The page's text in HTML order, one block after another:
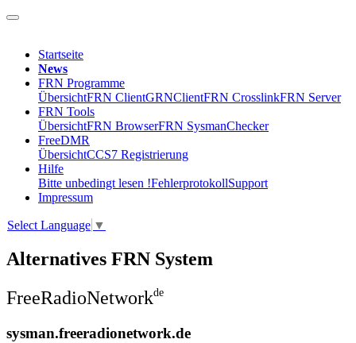
Startseite
News
FRN Programme
ÜbersichtFRN ClientGRNClientFRN CrosslinkFRN Server
FRN Tools
ÜbersichtFRN BrowserFRN SysmanChecker
FreeDMR
ÜbersichtCCS7 Registrierung
Hilfe
Bitte unbedingt lesen !FehlerprotokollSupport
Impressum
Select Language ▼
Alternatives FRN System
FreeRadioNetworkde
sysman.freeradionetwork.de